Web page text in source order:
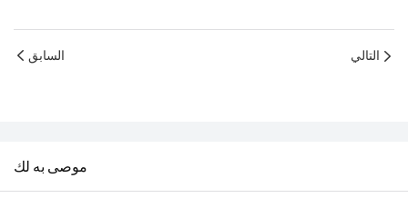
السابق التالي
موصى به لك